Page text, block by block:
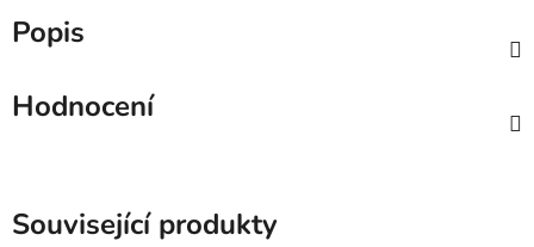
Popis
Hodnocení
Související produkty